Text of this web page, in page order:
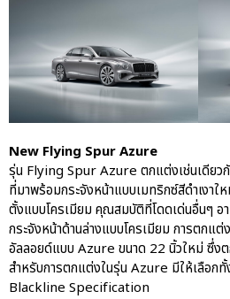
New Flying Spur Azure
รุ่น Flying Spur Azure ตกแต่งเช่นเดีย
ที่มาพร้อมกระจังหน้าแบบเมทริกซ์สีดำเงาใ
ตั้งแบบโครเมียม คุณสมบัติที่โดดเด่นอื่นๆ อ
กระจังหน้าด้านล่างแบบโครเมียม การตกแต่
อัลลอยด์แบบ Azure ขนาด 22 นิ้วใหม่ ซึ่งต
สำหรับการตกแต่งในรุ่น Azure มีให้เลือกทั้
Blackline Specification